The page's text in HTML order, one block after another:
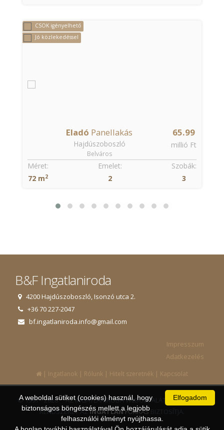
CSOK igényelhető
Jó közlekedéssel
65.99
millió Ft
Eladó Panellakás
Hajdúszoboszló
Belváros
Szobák:
3
Méret:
72 m2
Emelet:
2
B&F Ingatlaniroda
4200 Hajdúszoboszló, Isonzó utca 2.
+36 70 227-2047
bf.ingatlaniroda.info@gmail.com
Impresszum
Adatkezelés
| Ingatlanok | Rólunk | Hitelt szeretnék | Kapcsolat
© 1997 - 2026 AZ INGATLANIRODA WEBOLDALÁT ÉS ÜGYVITELI
RENDSZERÉT AZINGATLANFORRÁSBIZTOSÍTJA.
Elfogadom
A weboldal sütiket (cookies) használ, hogy
biztonságos böngészés mellett a legjobb
felhasználói élményt nyújthassa.